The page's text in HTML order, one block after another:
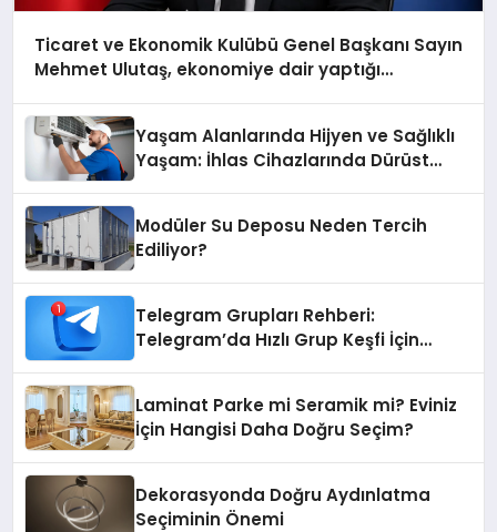
Ticaret ve Ekonomik Kulübü Genel Başkanı Sayın
Mehmet Ulutaş, ekonomiye dair yaptığı
Yaşam Alanlarında Hijyen ve Sağlıklı
Yaşam: İhlas Cihazlarında Dürüst
Modüler Su Deposu Neden Tercih
Ediliyor?
Telegram Grupları Rehberi:
Telegram’da Hızlı Grup Keşfi İçin
Laminat Parke mi Seramik mi? Eviniz
İçin Hangisi Daha Doğru Seçim?
Dekorasyonda Doğru Aydınlatma
Seçiminin Önemi